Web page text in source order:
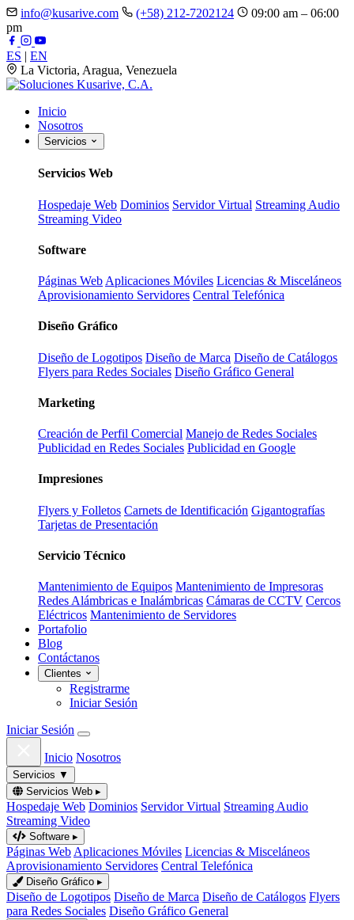
info@kusarive.com (+58) 212-7202124
09:00 am – 06:00
pm
ES | EN
La Victoria, Aragua, Venezuela
Inicio
Nosotros
Servicios
Servicios Web
Hospedaje Web Dominios Servidor Virtual Streaming Audio
Streaming Video
Software
Páginas Web Aplicaciones Móviles Licencias & Misceláneos
Aprovisionamiento Servidores Central Telefónica
Diseño Gráfico
Diseño de Logotipos Diseño de Marca Diseño de Catálogos
Flyers para Redes Sociales Diseño Gráfico General
Marketing
Creación de Perfil Comercial Manejo de Redes Sociales
Publicidad en Redes Sociales Publicidad en Google
Impresiones
Flyers y Folletos Carnets de Identificación Gigantografías
Tarjetas de Presentación
Servicio Técnico
Mantenimiento de Equipos Mantenimiento de Impresoras
Redes Alámbricas e Inalámbricas Cámaras de CCTV Cercos
Eléctricos Mantenimiento de Servidores
Portafolio
Blog
Contáctanos
Clientes
Registrarme
Iniciar Sesión
Iniciar Sesión
Inicio Nosotros
Servicios ▼
Servicios Web ▸
Hospedaje Web Dominios Servidor Virtual Streaming Audio
Streaming Video
Software ▸
Páginas Web Aplicaciones Móviles Licencias & Misceláneos
Aprovisionamiento Servidores Central Telefónica
Diseño Gráfico ▸
Diseño de Logotipos Diseño de Marca Diseño de Catálogos Flyers
para Redes Sociales Diseño Gráfico General